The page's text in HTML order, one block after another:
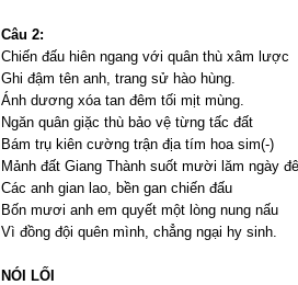
Câu 2:
Chiến đấu hiên ngang với quân thù xâm lược
Ghi đậm tên anh, trang sử hào hùng.
Ánh dương xóa tan đêm tối mịt mùng.
Ngăn quân giặc thù bảo vệ từng tấc đất
Bám trụ kiên cường trận địa tím hoa sim(-)
Mảnh đất Giang Thành suốt mười lăm ngày
Các anh gian lao, bền gan chiến đấu
Bốn mươi anh em quyết một lòng nung nấu
Vì đồng đội quên mình, chẳng ngại hy sinh.
NÓI LỐI